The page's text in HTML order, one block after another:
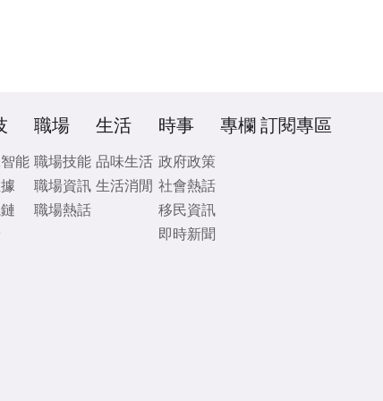
能
職場
職場技能
職場資訊
職場熱話
生活
品味生活
生活消閒
時事
政府政策
社會熱話
移民資訊
即時新聞
專欄 訂閱專區